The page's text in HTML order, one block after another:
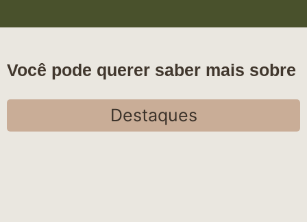
Você pode querer saber mais sobre
Destaques